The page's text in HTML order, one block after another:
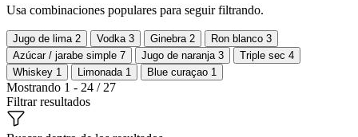
Usa combinaciones populares para seguir filtrando.
Jugo de lima 2 Vodka 3 Ginebra 2 Ron blanco 3
Azúcar / jarabe simple 7 Jugo de naranja 3 Triple sec 4
Whiskey 1 Limonada 1 Blue curaçao 1
Mostrando 1 - 24 / 27
Filtrar resultados